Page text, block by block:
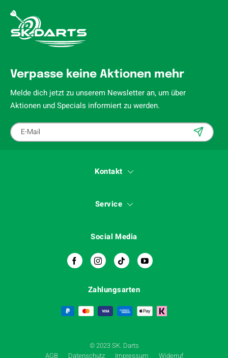
Verpasse keine Aktionen mehr
Melde dich jetzt zu unserem Newsletter an, um über
Aktionen und Specials informiert zu werden.
Kontakt
Service
Social Media
Zahlungsarten
© 2023 SK. Darts
AGB
Datenschutz Impressum Widerruf